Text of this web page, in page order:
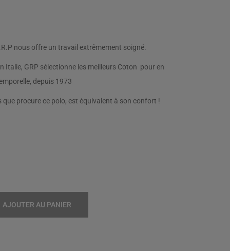
nous offre un travail extrêmement soigné.
Italie, GRP sélectionne les meilleurs Coton pour en
depuis 1973
que procure ce polo, est équivalent à son confort !
AJOUTER AU PANIER